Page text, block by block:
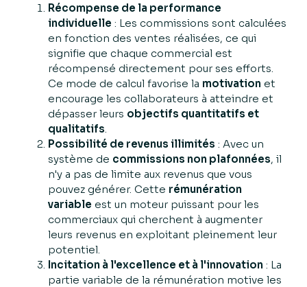
Récompense de la performance
individuelle : Les commissions sont calculées
en fonction des ventes réalisées, ce qui
signifie que chaque commercial est
récompensé directement pour ses efforts.
Ce mode de calcul favorise la motivation et
encourage les collaborateurs à atteindre et
dépasser leurs objectifs quantitatifs et
qualitatifs
Possibilité de revenus illimités : Avec un
système de commissions non plafonnées, il
n'y a pas de limite aux revenus que vous
pouvez générer. Cette rémunération
variable est un moteur puissant pour les
commerciaux qui cherchent à augmenter
leurs revenus en exploitant pleinement leur
potentiel.
Incitation à l'excellence et à l'innovation : La
partie variable de la rémunération motive les